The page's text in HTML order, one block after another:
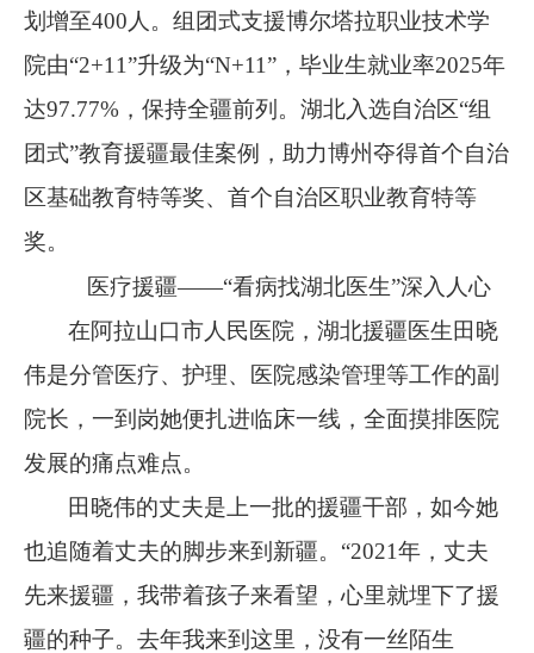
划增至400 人。组团式支援博尔塔拉职业技术学
院由“2+11”升级为“N+11”，毕业生就业率2025年
达97.77% ，保持全疆前列。湖北入选自治区“组
团式”教育援疆最佳案例，助力博州夺得首个自治
区基础教育特等奖、首个自治区职业教育特等
奖。
医疗援疆——“看病找湖北医生”深入人心
在阿拉山口市人民医院，湖北援疆医生田晓
伟是分管医疗、护理、医院感染管理等工作的副
院长，一到岗她便扎进临床一线，全面摸排医院
发展的痛点难点。
田晓伟的丈夫是上一批的援疆干部，如今她
也追随着丈夫的脚步来到新疆。 “2021年，丈夫
先来援疆，我带着孩子来看望，心里就埋下了援
疆的种子。去年我来到这里，没有一丝陌生